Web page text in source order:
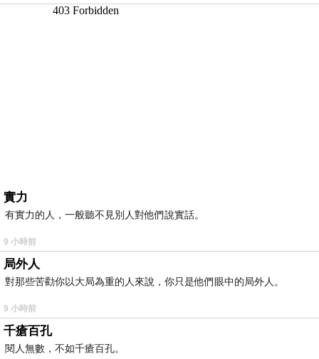
實力
有實力的人，一般聽不見別人對他們說實話。
9 小時前
局外人
對那些苦勸你以大局為重的人來說，你只是他們眼中的局外人。
9 小時前
千瘡百孔
閱人無數，不如千瘡百孔。